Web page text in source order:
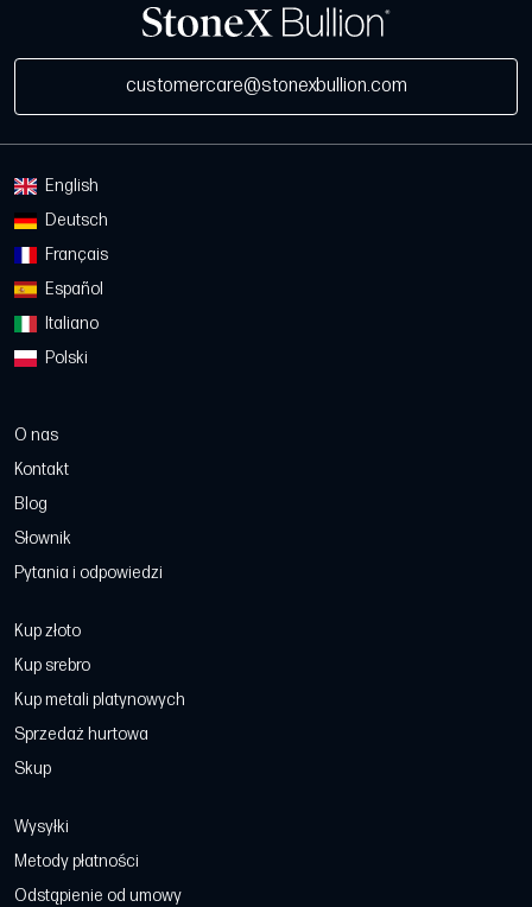
customercare@stonexbullion.com
English
Deutsch
Français
Español
Italiano
Polski
O nas
Kontakt
Blog
Słownik
Pytania i odpowiedzi
Kup złoto
Kup srebro
Kup metali platynowych
Sprzedaż hurtowa
Skup
Wysyłki
Metody płatności
Odstąpienie od umowy